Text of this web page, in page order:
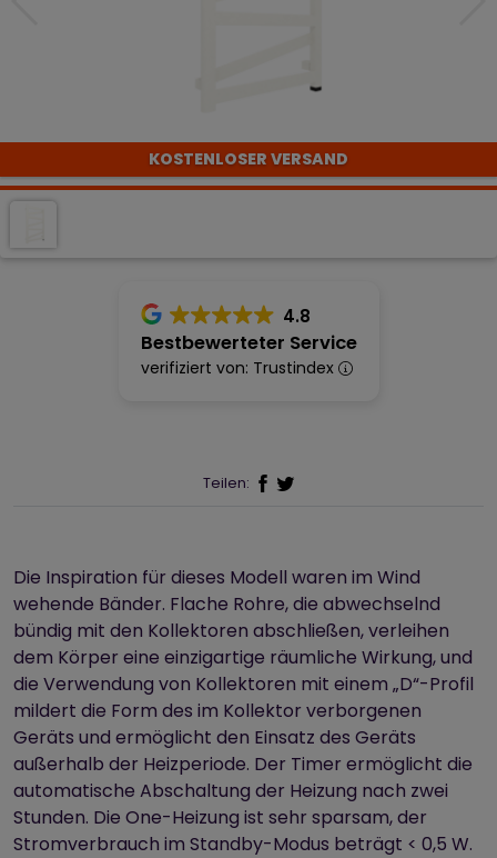
Teilen:
4.8
Bestbewerteter Service
verifiziert von: Trustindex
Die Inspiration für dieses Modell waren im Wind
wehende Bänder. Flache Rohre, die abwechselnd
bündig mit den Kollektoren abschließen, verleihen
dem Körper eine einzigartige räumliche Wirkung, und
die Verwendung von Kollektoren mit einem „D“-Profil
mildert die Form des im Kollektor verborgenen
Geräts und ermöglicht den Einsatz des Geräts
außerhalb der Heizperiode. Der Timer ermöglicht die
automatische Abschaltung der Heizung nach zwei
Stunden. Die One-Heizung ist sehr sparsam, der
Stromverbrauch im Standby-Modus beträgt < 0,5 W.
KOSTENLOSER VERSAND